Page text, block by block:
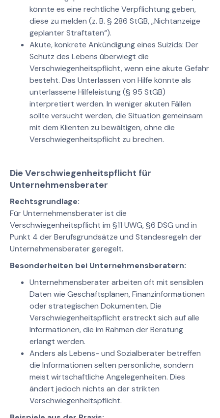
könnte es eine rechtliche Verpflichtung geben,
diese zu melden (z. B. § 286 StGB, „Nichtanzeige
geplanter Straftaten“).
Akute, konkrete Ankündigung eines Suizids: Der
Schutz des Lebens überwiegt die
Verschwiegenheitspflicht, wenn eine akute Gefahr
besteht. Das Unterlassen von Hilfe könnte als
unterlassene Hilfeleistung (§ 95 StGB)
interpretiert werden. In weniger akuten Fällen
sollte versucht werden, die Situation gemeinsam
mit dem Klienten zu bewältigen, ohne die
Verschwiegenheitspflicht zu brechen.
Die Verschwiegenheitspflicht für
Unternehmensberater
Rechtsgrundlage:
Für Unternehmensberater ist die
Verschwiegenheitspflicht im §11 UWG, §6 DSG und in
Punkt 4 der Berufsgrundsätze und Standesregeln der
Unternehmensberater geregelt.
Besonderheiten bei Unternehmensberatern:
Unternehmensberater arbeiten oft mit sensiblen
Daten wie Geschäftsplänen, Finanzinformationen
oder strategischen Dokumenten. Die
Verschwiegenheitspflicht erstreckt sich auf alle
Informationen, die im Rahmen der Beratung
erlangt werden.
Anders als Lebens- und Sozialberater betreffen
die Informationen selten persönliche, sondern
meist wirtschaftliche Angelegenheiten. Dies
ändert jedoch nichts an der strikten
Verschwiegenheitspflicht.